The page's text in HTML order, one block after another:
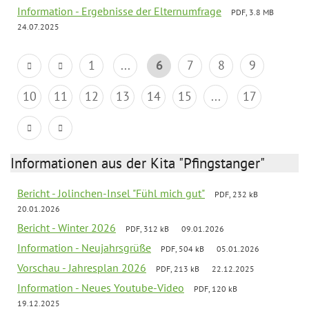
Information - Ergebnisse der Elternumfrage
PDF, 3.8 MB
24.07.2025
1 ... 6 7 8
9
10
11 12 13 14 15 ... 17
Informationen aus der Kita "Pfingstanger"
Bericht - Jolinchen-Insel "Fühl mich gut"
PDF, 232 kB
20.01.2026
Bericht - Winter 2026 PDF, 312 kB 09.01.2026
Information - Neujahrsgrüße PDF, 504 kB 05.01.2026
Vorschau - Jahresplan 2026 PDF, 213 kB 22.12.2025
Information - Neues Youtube-Video
PDF, 120 kB
19.12.2025